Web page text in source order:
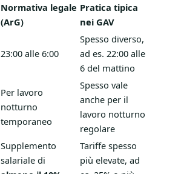
Normativa legale
(ArG)
Pratica tipica
nei GAV
23:00 alle 6:00
Spesso diverso,
ad es. 22:00 alle
6 del mattino
Per lavoro
notturno
temporaneo
Spesso vale
anche per il
lavoro notturno
regolare
Supplemento
salariale di
Tariffe spesso
più elevate, ad